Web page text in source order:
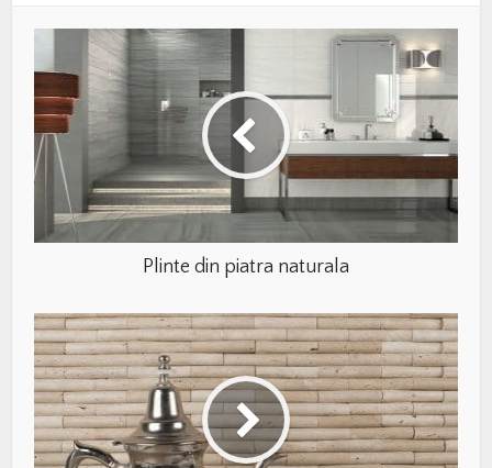
Plinte din piatra naturala